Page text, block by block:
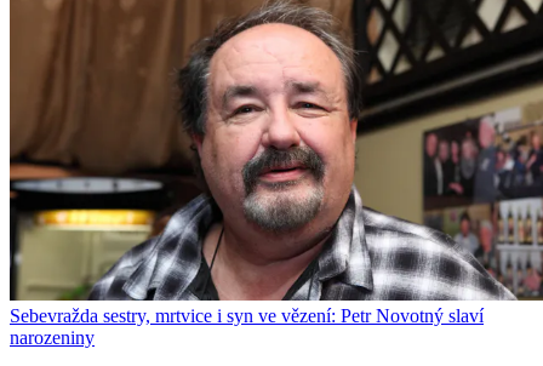
Sebevražda sestry, mrtvice i syn ve vězení: Petr Novotný slaví
narozeniny